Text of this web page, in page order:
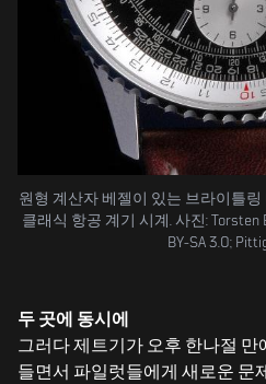
원형 계산자 베젤이 있는 브라이틀
클래식 항공 계기 시계. 사진: Torsten
BY-SA 3.0;
두 곳에 동시에
그러다 제트기가 오후 한나절 만
들면서 파일럿들에게 새로운 문